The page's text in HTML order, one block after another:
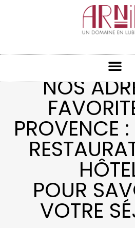
NOS
PROVENCE :
POUR
VOTRE